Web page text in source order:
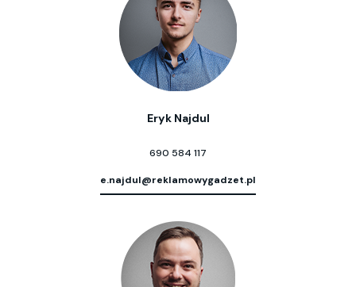
Eryk Najdul
690 584 117
e.najdul@reklamowygadzet.pl